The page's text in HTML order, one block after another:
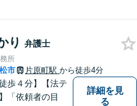
います。相談・
環境づくりを徹
！【ZOOM面談
り 弁護士
所
市 片原町駅 から徒歩4分
歩４分】【法テ
「依頼者の目
詳細を見
る